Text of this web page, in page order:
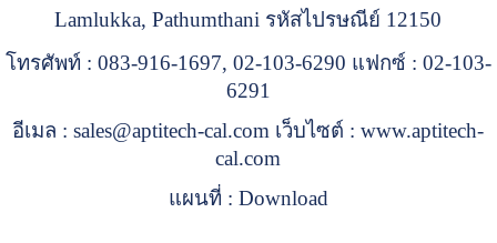
Lamlukka, Pathumthani รหัสไปรษณีย์ 12150
โทรศัพท์ : 083-916-1697, 02-103-6290 แฟกซ์ : 02-103-
6291
อีเมล :sales@aptitech-cal.com เว็บไซต์ :www.aptitech-
cal.com
แผนที่ : Download